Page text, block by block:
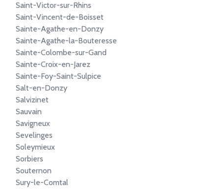
Saint-Victor-sur-Rhins
Saint-Vincent-de-Boisset
Sainte-Agathe-en-Donzy
Sainte-Agathe-la-Bouteresse
Sainte-Colombe-sur-Gand
Sainte-Croix-en-Jarez
Sainte-Foy-Saint-Sulpice
Salt-en-Donzy
Salvizinet
Sauvain
Savigneux
Sevelinges
Soleymieux
Sorbiers
Souternon
Sury-le-Comtal